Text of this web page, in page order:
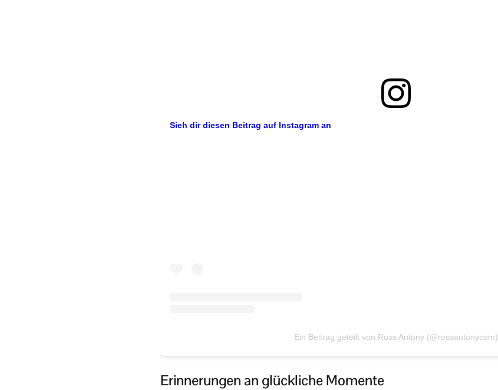
Sieh dir diesen Beitrag auf Instagram an
Ein Beitrag geteilt von Ross Antony (@rossantonycom)
Erinnerungen an glückliche Momente